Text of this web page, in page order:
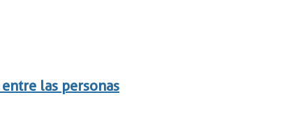
las personas